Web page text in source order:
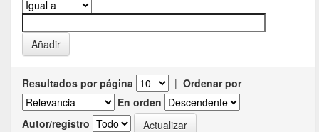
Resultados por página | Ordenar por
En orden
Autor/registro